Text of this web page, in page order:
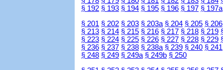
§ 192 § 193 § 194 § 195 § 196 § 197 § 197a
§ 201 § 202 § 203 § 203a § 204 § 205 § 206
§ 213 § 214 § 215 § 216 § 217 § 218 § 219
§ 223 § 224 § 225 § 226 § 227 § 228 § 229
§ 236 § 237 § 238 § 238a § 239 § 240 § 241
§ 248 § 249 § 249a § 249b § 250